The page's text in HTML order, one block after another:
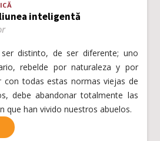
inteligentă
distinto, de ser diferente; uno
rebelde por naturaleza y por
con todas estas normas viejas de
debe abandonar totalmente las
que han vivido nuestros abuelos.